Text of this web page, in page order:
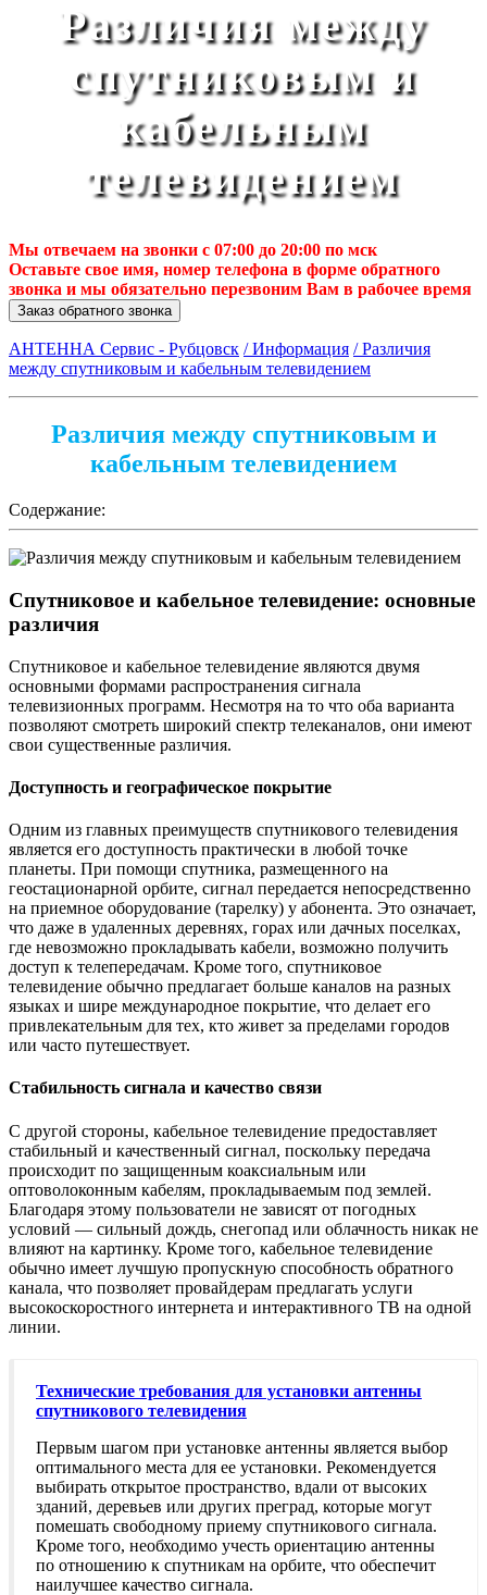
Различия между
спутниковым и
кабельным
телевидением
Мы отвечаем на звонки с 07:00 до 20:00 по мск
Оставьте свое имя, номер телефона в форме обратного
звонка и мы обязательно перезвоним Вам в рабочее время
Заказ обратного звонка
АНТЕННА Сервис - Рубцовск / Информация / Различия
между спутниковым и кабельным телевидением
Различия между спутниковым и
кабельным телевидением
Содержание:
Спутниковое и кабельное телевидение: основные
различия
Спутниковое и кабельное телевидение являются двумя
основными формами распространения сигнала
телевизионных программ. Несмотря на то что оба варианта
позволяют смотреть широкий спектр телеканалов, они имеют
свои существенные различия.
Доступность и географическое покрытие
Одним из главных преимуществ спутникового телевидения
является его доступность практически в любой точке
планеты. При помощи спутника, размещенного на
геостационарной орбите, сигнал передается непосредственно
на приемное оборудование (тарелку) у абонента. Это означает,
что даже в удаленных деревнях, горах или дачных поселках,
где невозможно прокладывать кабели, возможно получить
доступ к телепередачам. Кроме того, спутниковое
телевидение обычно предлагает больше каналов на разных
языках и шире международное покрытие, что делает его
привлекательным для тех, кто живет за пределами городов
или часто путешествует.
Стабильность сигнала и качество связи
С другой стороны, кабельное телевидение предоставляет
стабильный и качественный сигнал, поскольку передача
происходит по защищенным коаксиальным или
оптоволоконным кабелям, прокладываемым под землей.
Благодаря этому пользователи не зависят от погодных
условий — сильный дождь, снегопад или облачность никак не
влияют на картинку. Кроме того, кабельное телевидение
обычно имеет лучшую пропускную способность обратного
канала, что позволяет провайдерам предлагать услуги
высокоскоростного интернета и интерактивного ТВ на одной
линии.
Технические требования для установки антенны
спутникового телевидения
Первым шагом при установке антенны является выбор
оптимального места для ее установки. Рекомендуется
выбирать открытое пространство, вдали от высоких
зданий, деревьев или других преград, которые могут
помешать свободному приему спутникового сигнала.
Кроме того, необходимо учесть ориентацию антенны
по отношению к спутникам на орбите, что обеспечит
наилучшее качество сигнала.